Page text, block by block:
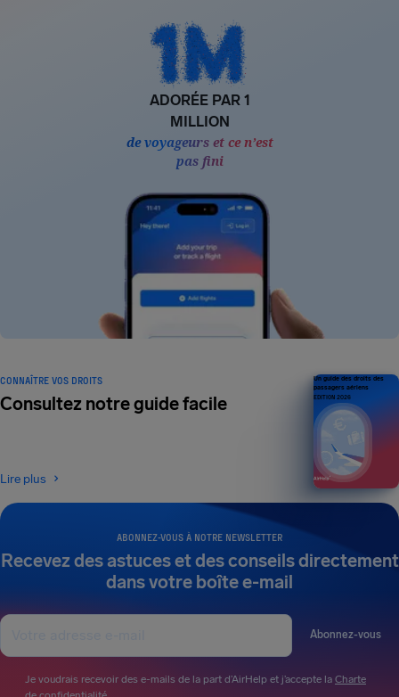
ADORÉE PAR 1
MILLION
de voyageurs et ce n’est
pas fini
ABONNEZ-VOUS À NOTRE NEWSLETTER
Recevez des astuces et des conseils directement
dans votre boîte e-mail
Abonnez-vous
Je voudrais recevoir des e-mails de la part d’AirHelp et j’accepte la Charte
CONNAÎTRE VOS DROITS
Consultez notre guide facile
Lire plus
Un guide des droits des
passagers aériens
ÉDITION 2026